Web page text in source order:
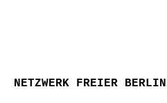
NETZWERK FREIER